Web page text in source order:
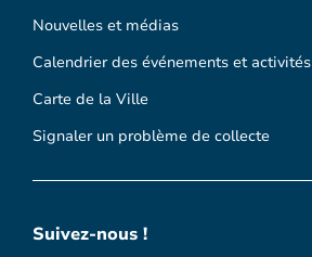
Nouvelles et médias
Calendrier des événements et activités
Carte de la Ville
Signaler un problème de collecte
Suivez-nous !